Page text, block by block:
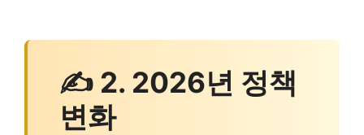
✍ 2. 2026년 정책
변화